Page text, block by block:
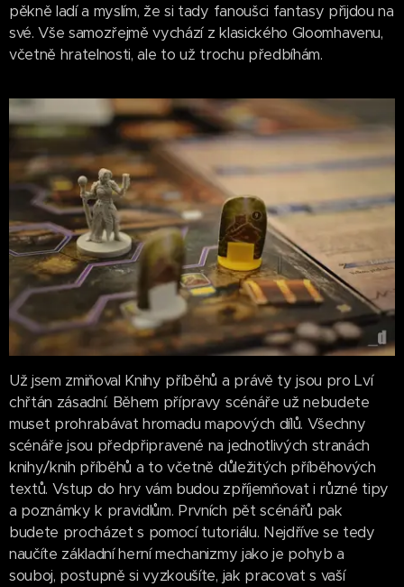
pěkně ladí a myslím, že si tady fanoušci fantasy přijdou na
své. Vše samozřejmě vychází z klasického Gloomhavenu,
včetně hratelnosti, ale to už trochu předbíhám.
Už jsem zmiňoval Knihy příběhů a právě ty jsou pro Lví
chřtán zásadní. Během přípravy scénáře už nebudete
muset prohrabávat hromadu mapových dílů. Všechny
scénáře jsou předpřipravené na jednotlivých stranách
knihy/knih příběhů a to včetně důležitých příběhových
textů. Vstup do hry vám budou zpříjemňovat i různé tipy
a poznámky k pravidlům. Prvních pět scénářů pak
budete procházet s pomocí tutoriálu. Nejdříve se tedy
naučíte základní herní mechanizmy jako je pohyb a
souboj, postupně si vyzkoušíte, jak pracovat s vaší